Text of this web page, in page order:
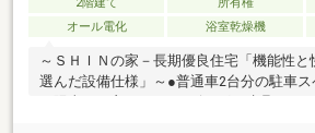
オール電化
浴室乾燥機
～ＳＨＩＮの家－長期優良住宅「機能性と
選んだ設備仕様」～●普通車2台分の駐車ス